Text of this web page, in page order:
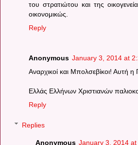
του στρατιώτου και της
οικονομικώς.
Reply
Anonymous January 3, 2014 at
Αναρχικοί και Μπολσεβίκοι! Αυτή η
Ελλάς Ελλήνων Χριστιανών
Reply
Replies
Anonymous January 3, 2014 at